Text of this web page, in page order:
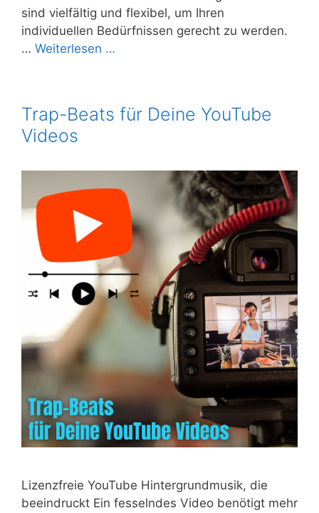
sind vielfältig und flexibel, um Ihren
individuellen Bedürfnissen gerecht zu werden.
… Weiterlesen …
Trap-Beats für Deine YouTube
Videos
Lizenzfreie YouTube Hintergrundmusik, die
beeindruckt Ein fesselndes Video benötigt mehr